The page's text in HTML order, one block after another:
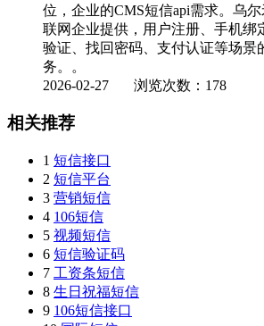
位，企业的CMS短信api需求。乌
联网企业提供，用户注册、手机绑
验证、找回密码、支付认证等场景
务。。
2026-02-27 浏览次数：178
相关推荐
1 短信接口
2 短信平台
3 营销短信
4 106短信
5 视频短信
6 短信验证码
7 工资条短信
8 生日祝福短信
9 106短信接口